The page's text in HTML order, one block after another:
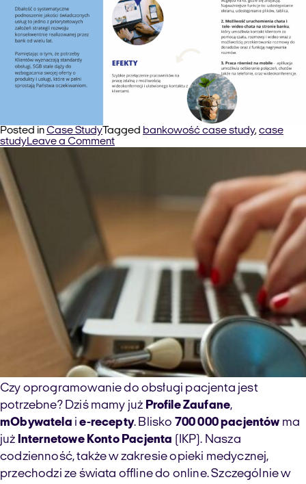
Posted inCase StudyTagged bankowość case study, case
studyLeave a Commenton
Czy oprogramowanie do obsługi pacjenta jest
potrzebne? Dziś mamy już Profile Zaufane,
mObywatela ie-recepty. Blisko 700 000 pacjentów ma
już Internetowe Konto Pacjenta (IKP). Nasza
codzienność, także w zakresie opieki medycznej,
przechodzi ze świata offline do online. Szczególnie w